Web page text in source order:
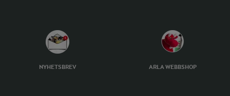
NYHETSBREV ARLA WEBBSHOP